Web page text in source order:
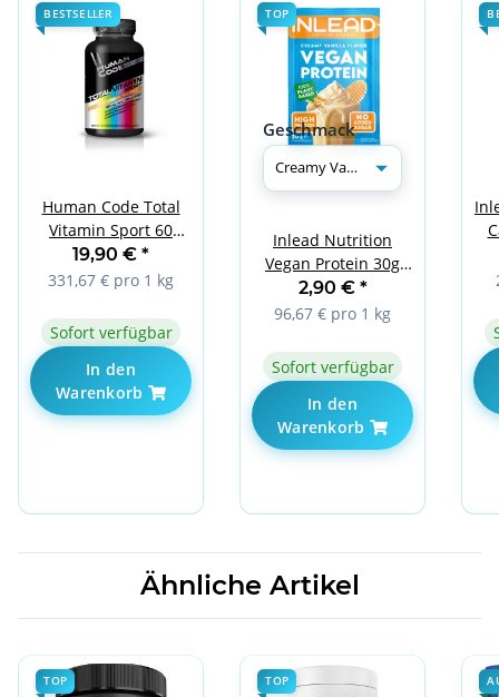
BESTSELLER
Human Code Total
Vitamin Sport 60
vege caps
19,90 € *
331,67 € pro 1 kg
Sofort verfügbar
In den
Warenkorb
TOP
Geschmack
Inlead Nutrition
Vegan Protein 30g
Creamy Vanilla
2,90 € *
96,67 € pro 1 kg
Sofort verfügbar
In den
Warenkorb
Ähnliche Artikel
TOP TOP